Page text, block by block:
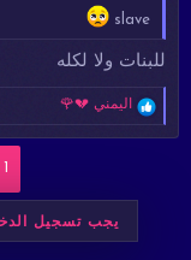
slave
للبنات ولا لكله
ت
ع
اليمني 💔🌹
1 من 7
يجب تسجيل